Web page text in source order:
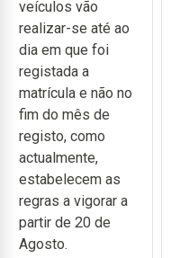
veículos vão
realizar-se até ao
dia em que foi
registada a
matrícula e não no
fim do mês de
registo, como
actualmente,
estabelecem as
regras a vigorar a
partir de 20 de
Agosto.